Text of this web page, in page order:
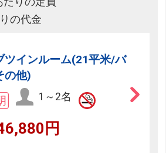
の代金
ツインルーム(21平米/バ
の他)
1～2名
円